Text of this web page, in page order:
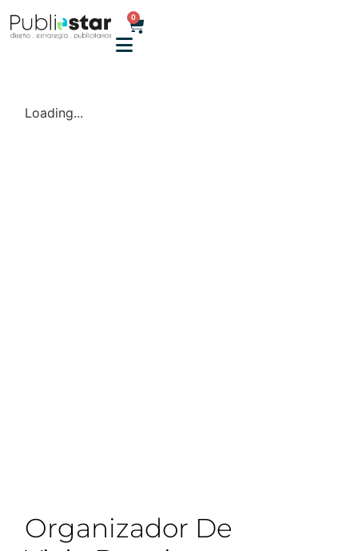
0
Loading...
Organizador De